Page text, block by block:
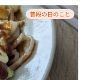
普段の日のこと